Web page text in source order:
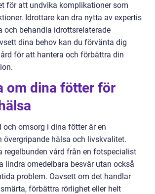
för att undvika komplikationer som
Idrottare kan dra nytta av expertis
och behandla idrottsrelaterade
dina behov kan du förvänta dig
för att hantera och förbättra din
om dina fötter för
och omsorg i dina fötter är en
övergripande hälsa och livskvalitet.
regelbunden vård från en fotspecialist
lindra omedelbara besvär utan också
problem. Oavsett om det handlar
förbättra rörlighet eller helt